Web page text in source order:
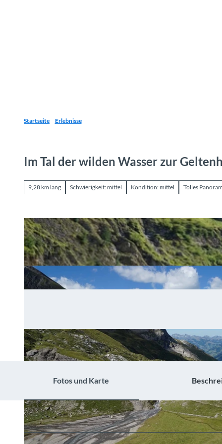
Startseite Erlebnisse
Im Tal der wilden Wasser zur
9,28 km lang Schwierigkeit: mittel Kondition: mittel Tolles
Fotos und Karte